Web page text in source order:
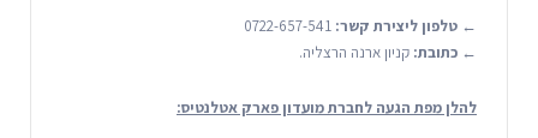
← טלפון ליצירת קשר:
← כתובת: קניון ארנה הרצליה.
להלן מפת הגעה לחברת מועדון פארק אטלנטיס: